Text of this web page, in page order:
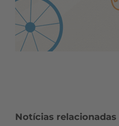
Notícias relacionadas